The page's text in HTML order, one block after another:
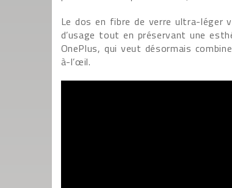
Le dos en fibre de verre ultra-léger
d’usage tout en préservant une
OnePlus, qui veut désormais
à-l’œil.